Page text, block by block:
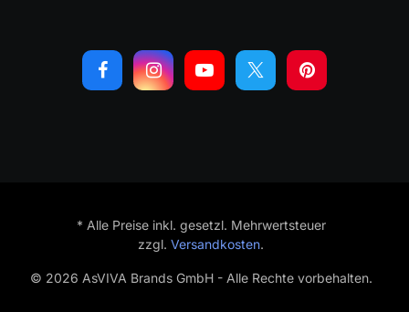
* Alle Preise inkl. gesetzl. Mehrwertsteuer
zzgl. Versandkosten.
© 2026 AsVIVA Brands GmbH - Alle Rechte vorbehalten.